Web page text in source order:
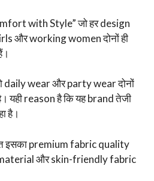
with Style” जो हर design
और working women दोनों ही
wear और party wear दोनों
यही reason है कि यह brand तेजी
है।
इसका premium fabric quality
और skin-friendly fabric